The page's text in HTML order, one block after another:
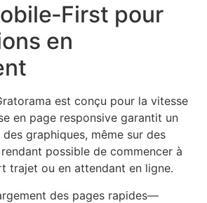
pour
en
est conçu pour la vitesse
en page responsive garantit un
graphiques, même sur des
possible de commencer à
trajet ou en attendant en ligne.
des pages rapides—